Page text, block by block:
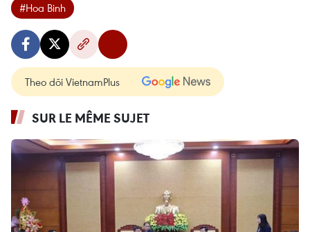
#Hoa Binh
Theo dõi VietnamPlus
SUR LE MÊME SUJET